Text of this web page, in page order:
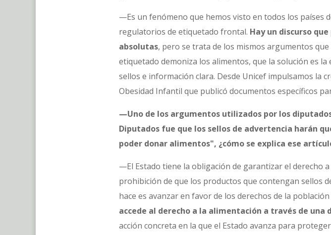
—Es un fenómeno que hemos visto en todos los países
regulatorios de etiquetado frontal. Hay un discurso
absolutas, pero se trata de los mismos argumentos
etiquetado demoniza los alimentos, que la solución es
sellos e información clara. Desde Unicef impulsamos la
Obesidad Infantil que publicó documentos específicos
—Uno de los argumentos utilizados por los
Diputados fue que los sellos de advertencia harán
poder donar alimentos", ¿cómo se explica ese
—El Estado tiene la obligación de garantizar el derecho
prohibición de que los productos que contengan sellos
hace es avanzar en favor de los derechos de la
accede al derecho a la alimentación a través de
acción concreta en la que el Estado avanza para